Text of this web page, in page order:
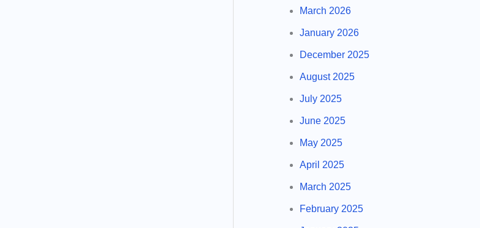
March 2026
January 2026
December 2025
August 2025
July 2025
June 2025
May 2025
April 2025
March 2025
February 2025